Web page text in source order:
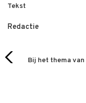
Tekst
Redactie
Bij het thema